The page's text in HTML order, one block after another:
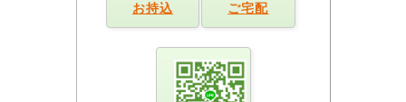
お持込 ご宅配